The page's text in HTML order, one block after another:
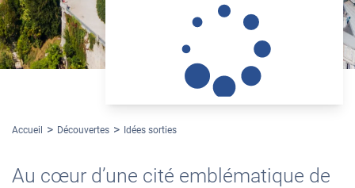
Accueil Découvertes Idées sorties
Au cœur d’une cité emblématique de